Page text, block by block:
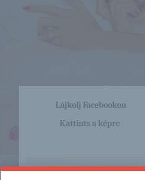
Itt nagyon sok olyan lány van, aki
Lájkolj Facebookon
Kattints a képre